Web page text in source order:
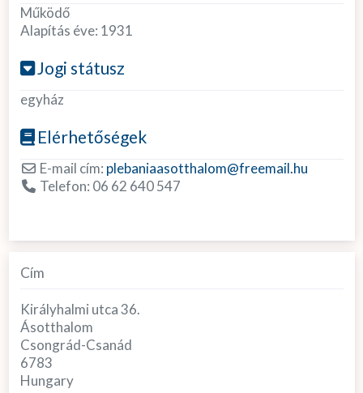
Működő
Alapítás éve: 1931
Jogi státusz
egyház
Elérhetőségek
E-mail cím: plebaniaasotthalom@freemail.hu
Telefon: 06 62 640 547
Cím
Királyhalmi utca 36.
Ásotthalom
Csongrád-Csanád
6783
Hungary